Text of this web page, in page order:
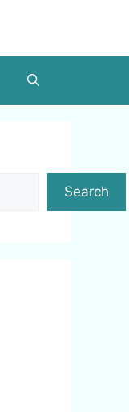
Search